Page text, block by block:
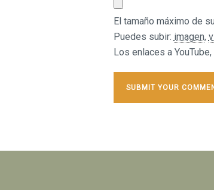
El tamaño máximo de
Puedes subir: imagen,
Los enlaces a